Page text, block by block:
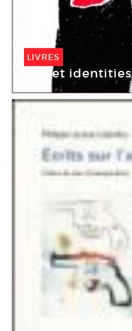
LIVRES
Secret identities